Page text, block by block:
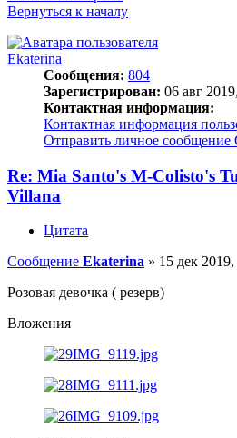
Вернуться к началу
Ekaterina
Сообщения: 804
Зарегистрирован: 06 авг
Контактная информация:
Контактная информация
Отправить личное сообщение
Re: Mia Santo's M-Colisto's
Villana
Цитата
Сообщение Ekaterina » 15 дек
Розовая девочка ( резерв)
Вложения